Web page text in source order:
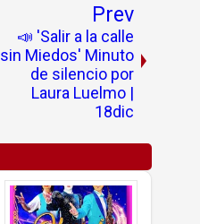
Prev
📣 'Salir a la calle
sin Miedos' Minuto
de silencio por
Laura Luelmo |
18dic